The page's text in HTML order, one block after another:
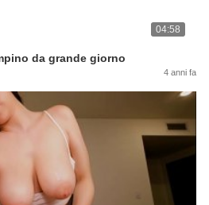
04:58
da grande giorno
4 anni fa